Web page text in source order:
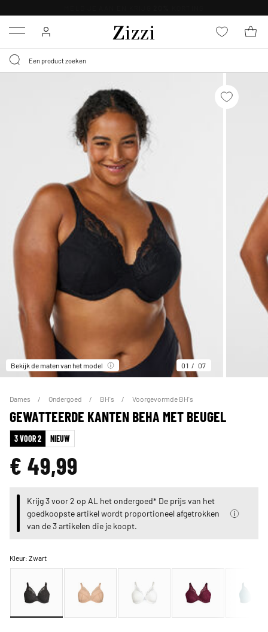
Menu
Bekijk de maten van het model 01 07
Dames Ondergoed BH's Voorgevormde BH's
GEWATTEERDE KANTEN BEHA MET BEUGEL
3 VOOR 2 NIEUW
€ 49,99
Krijg 3 voor 2 op AL het ondergoed* De prijs van het
goedkoopste artikel wordt proportioneel afgetrokken
van de 3 artikelen die je koopt.
Kleur:Zwart